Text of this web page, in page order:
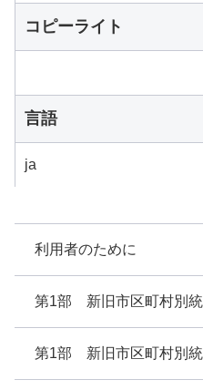
利用者のために
第1部 新旧市区町村別統
第1部 新旧市区町村別統
コピーライト
言語
ja